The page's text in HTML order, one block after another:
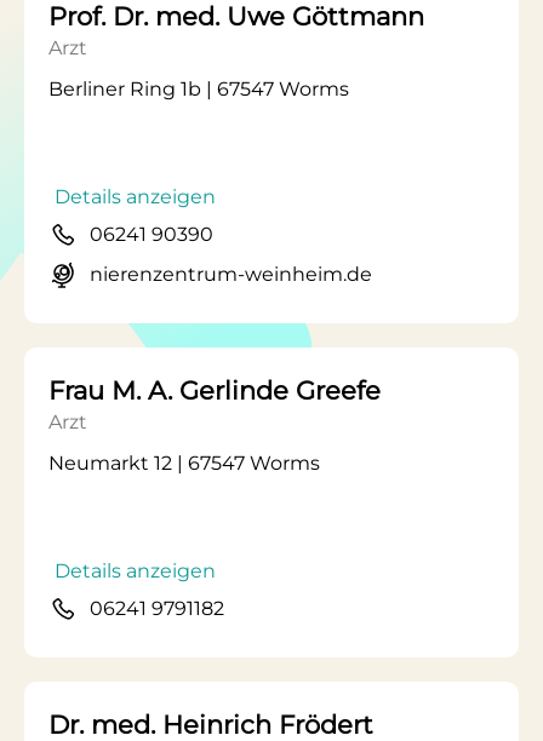
Prof. Dr. med. Uwe Göttmann
Arzt
Berliner Ring 1b | 67547 Worms
Details anzeigen
06241 90390
nierenzentrum-weinheim.de
Frau M. A. Gerlinde Greefe
Arzt
Neumarkt 12 | 67547 Worms
Details anzeigen
06241 9791182
Dr. med. Heinrich Frödert